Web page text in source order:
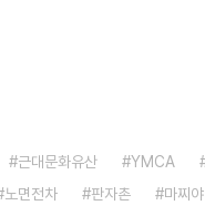
근대문화유산 YMCA
노면전차 판자촌 마찌야